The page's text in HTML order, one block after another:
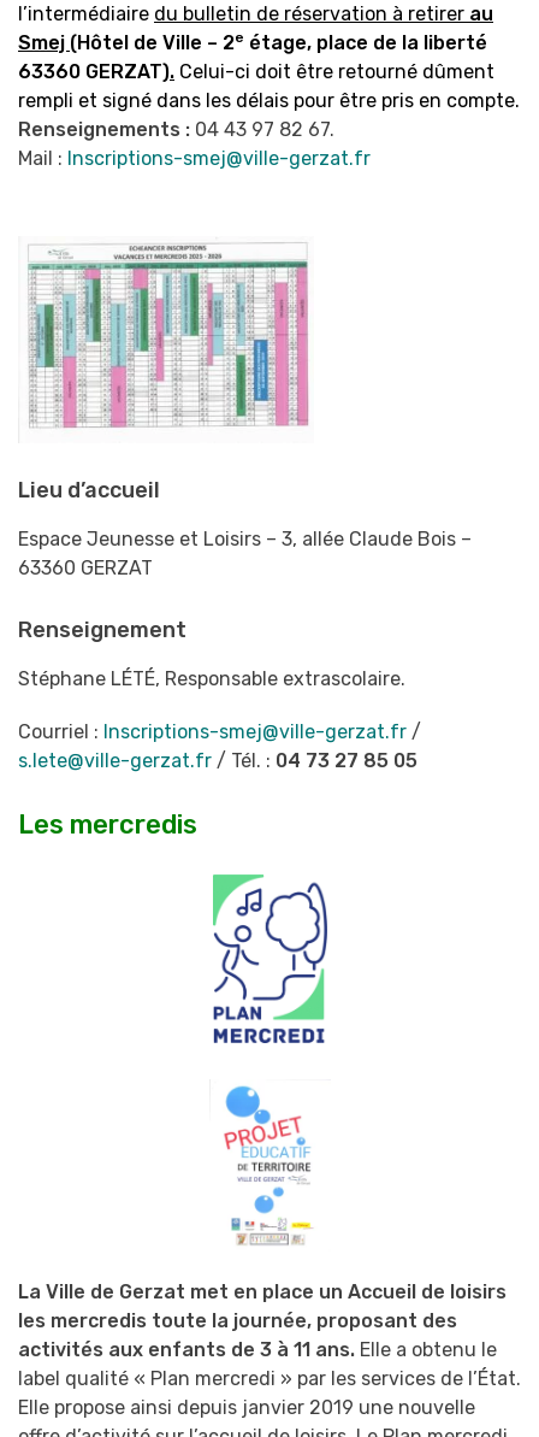
l’intermédiaire du bulletin de réservation à retirer au
Smej (Hôtel de Ville – 2e étage, place de la liberté
63360 GERZAT). Celui-ci doit être retourné dûment
rempli et signé dans les délais pour être pris en compte.
Renseignements : 04 43 97 82 67.
Mail : Inscriptions-smej@ville-gerzat.fr
Lieu d’accueil
Espace Jeunesse et Loisirs – 3, allée Claude Bois –
63360 GERZAT
Renseignement
Stéphane LÉTÉ, Responsable extrascolaire.
Courriel : Inscriptions-smej@ville-gerzat.fr /
s.lete@ville-gerzat.fr / Tél. : 04 73 27 85 05
Les mercredis
La Ville de Gerzat met en place un Accueil de loisirs
les mercredis toute la journée, proposant des
activités aux enfants de 3 à 11 ans. Elle a obtenu le
label qualité « Plan mercredi » par les services de l’État.
Elle propose ainsi depuis janvier 2019 une nouvelle